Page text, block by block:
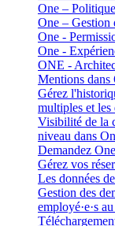
One –
One – Gestion
One -
One -
ONE -
Mentions dans
Gérez
multiples et les
Visibilité de la
niveau dans
Demandez
Gérez vos
Les données
Gestion des
employé·e·s